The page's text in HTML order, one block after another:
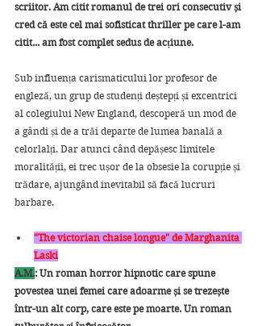
scriitor. Am citit romanul de trei ori consecutiv și
cred că este cel mai sofisticat thriller pe care l-am
citit... am fost complet sedus de acțiune.
Sub influența carismaticului lor profesor de
engleză, un grup de studenți deștepți și excentrici
al colegiului New England, descoperă un mod de
a gândi și de a trăi departe de lumea banală a
celorlalți. Dar atunci când depășesc limitele
moralității, ei trec ușor de la obsesie la corupție și
trădare, ajungând inevitabil să facă lucruri
barbare.
"The victorian chaise longue" de Marghanita
Laski
A.M.: Un roman horror hipnotic care spune
povestea unei femei care adoarme și se trezește
într-un alt corp, care este pe moarte. Un roman